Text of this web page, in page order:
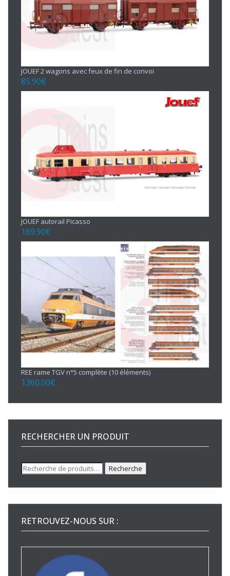
JOUEF 2 wagons avec feux de fin de convoi
85.90€
JOUEF autorail Picasso
169.90€
REE rame TGV n°5 complète (10 éléments)
1360.00€
RECHERCHER UN PRODUIT
Recherche
pour :
Recherche
RETROUVEZ-NOUS SUR :